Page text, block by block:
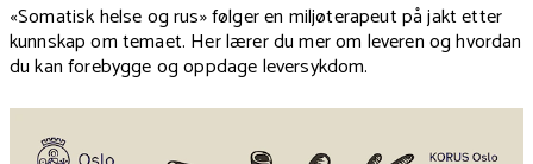
«Somatisk helse og rus» følger en miljøterapeut på jakt etter
kunnskap om temaet. Her lærer du mer om leveren og hvordan
du kan forebygge og oppdage leversykdom.